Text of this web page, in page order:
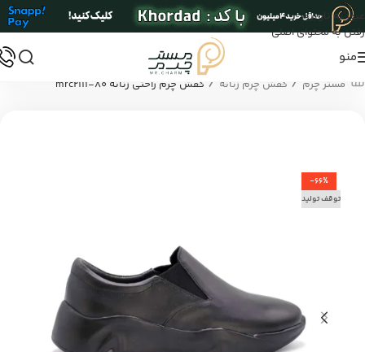
عبور به ناوبری
رفتن به محتوای اصلی
منو
مستر چرم / کفش چرم زنانه / کفش چرم راحتی زنانه mrc2111-80
-66%
توقف تولید